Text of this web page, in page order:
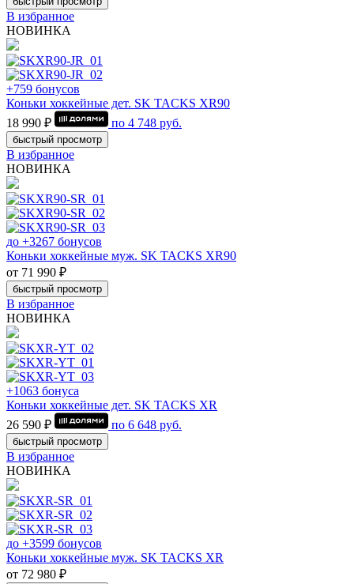
В избранное
НОВИНКА
+759 бонусов
Коньки хоккейные дет. SK TACKS XR90
18 990 ₽
по 4 748 руб.
быстрый просмотр
В избранное
НОВИНКА
до +3267 бонусов
Коньки хоккейные муж. SK TACKS XR90
от 71 990 ₽
быстрый просмотр
В избранное
НОВИНКА
+1063 бонуса
Коньки хоккейные дет. SK TACKS XR
26 590 ₽
по 6 648 руб.
быстрый просмотр
В избранное
НОВИНКА
до +3599 бонусов
Коньки хоккейные муж. SK TACKS XR
от 72 980 ₽